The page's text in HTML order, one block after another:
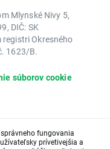
Mlynské Nivy 5,
DIČ: SK
Okresného
1623/B.
súborov cookie
fungovania
prívetivejšia a